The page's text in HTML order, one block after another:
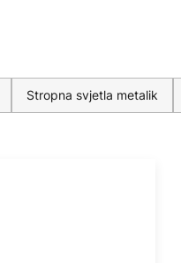
Stropna svjetla metalik